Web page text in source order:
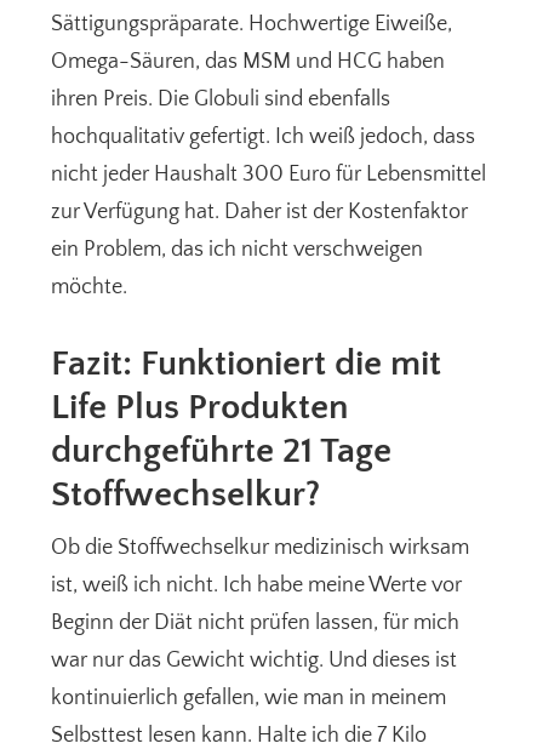
Sättigungspräparate. Hochwertige Eiweiße,
Omega-Säuren, das MSM und HCG haben
ihren Preis. Die Globuli sind ebenfalls
hochqualitativ gefertigt. Ich weiß jedoch, dass
nicht jeder Haushalt 300 Euro für Lebensmittel
zur Verfügung hat. Daher ist der Kostenfaktor
ein Problem, das ich nicht verschweigen
möchte.
Fazit: Funktioniert die mit
Life Plus Produkten
durchgeführte 21 Tage
Stoffwechselkur?
Ob die Stoffwechselkur medizinisch wirksam
ist, weiß ich nicht. Ich habe meine Werte vor
Beginn der Diät nicht prüfen lassen, für mich
war nur das Gewicht wichtig. Und dieses ist
kontinuierlich gefallen, wie man in meinem
Selbsttest lesen kann. Halte ich die 7 Kilo